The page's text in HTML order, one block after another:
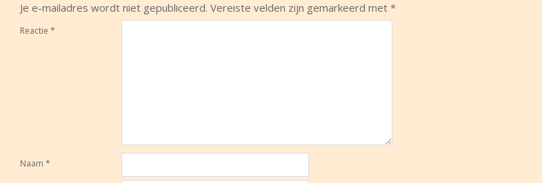
Je e-mailadres wordt niet gepubliceerd. Vereiste velden zijn gemarkeerd met *
Reactie *
Naam *